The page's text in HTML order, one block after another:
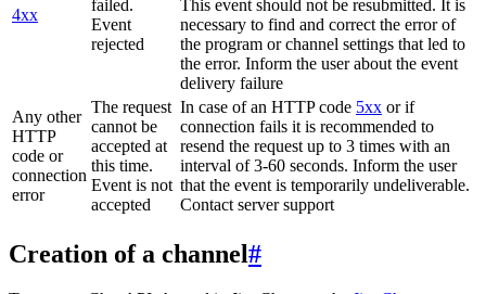
4xx
failed.
Event
rejected
This event should not be resubmitted. It is
necessary to find and correct the error of
the program or channel settings that led to
the error. Inform the user about the event
delivery failure
Any other
HTTP
code or
connection
error
The request
cannot be
accepted at
this time.
Event is not
accepted
In case of an HTTP code 5xx or if
connection fails it is recommended to
resend the request up to 3 times with an
interval of 3-60 seconds. Inform the user
that the event is temporarily undeliverable.
Contact server support
Creation of a channel#